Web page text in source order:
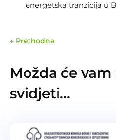
energetska tranzicija u
← Prethodna
Možda će
svidjeti…